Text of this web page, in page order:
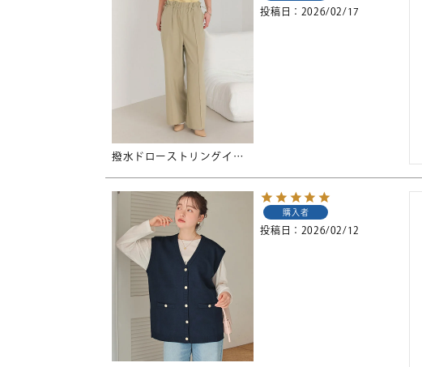
撥水ドローストリングイージーパンツ
投稿日 2026/02/17
購入者
投稿日 2026/02/12